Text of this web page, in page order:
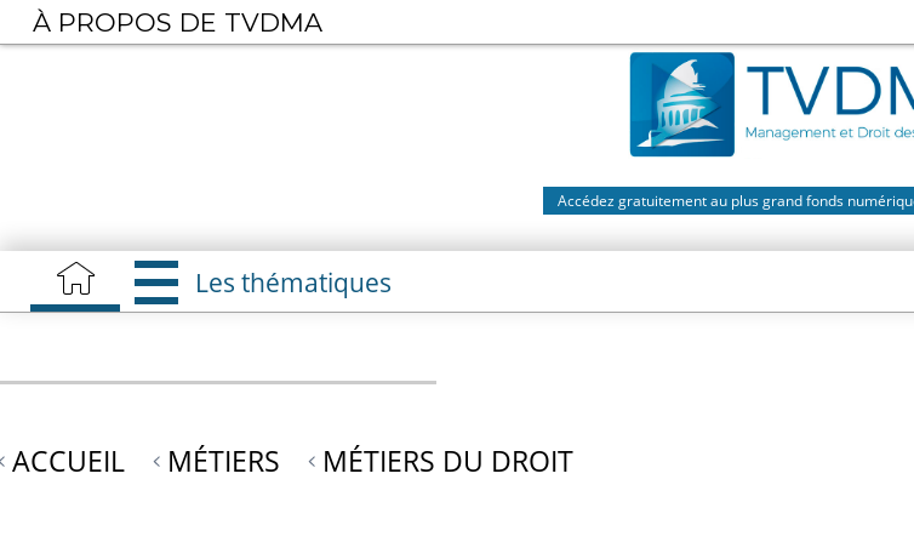
Aller
au
Accédez gratuitement au plus grand fonds
Les thématiques
ACCUEIL MÉTIERS MÉTIERS DU DROIT
À PROPOS DE TVDMA